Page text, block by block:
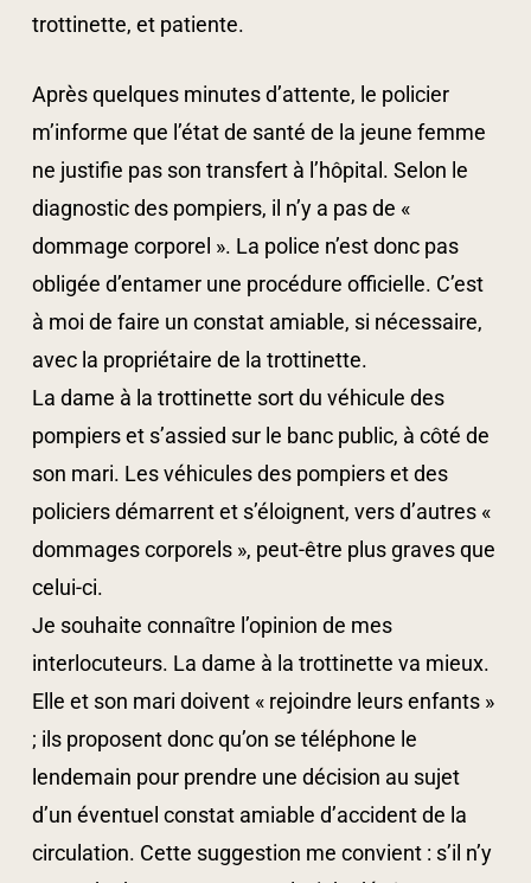
trottinette, et patiente.
Après quelques minutes d’attente, le policier
m’informe que l’état de santé de la jeune femme
ne justifie pas son transfert à l’hôpital. Selon le
diagnostic des pompiers, il n’y a pas de «
dommage corporel ». La police n’est donc pas
obligée d’entamer une procédure officielle. C’est
à moi de faire un constat amiable, si nécessaire,
avec la propriétaire de la trottinette.
La dame à la trottinette sort du véhicule des
pompiers et s’assied sur le banc public, à côté de
son mari. Les véhicules des pompiers et des
policiers démarrent et s’éloignent, vers d’autres «
dommages corporels », peut-être plus graves que
celui-ci.
Je souhaite connaître l’opinion de mes
interlocuteurs. La dame à la trottinette va mieux.
Elle et son mari doivent « rejoindre leurs enfants »
; ils proposent donc qu’on se téléphone le
lendemain pour prendre une décision au sujet
d’un éventuel constat amiable d’accident de la
circulation. Cette suggestion me convient : s’il n’y